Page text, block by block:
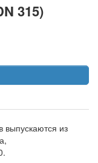
выпускаются из
315)